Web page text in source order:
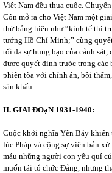
Việt Nam đều thua cuộc.
Côn mở ra cho Việt Nam một
thứ bảng hiệu như “kinh tế thị
tưởng Hồ Chí Minh;” cùng
tối đa sự hung bạo của cảnh
được quyết định trước trong các
phiên tòa với chính án, bồi
sân khấu.
II. GIAI ĐOạN 1931-1940:
Cuộc khởi nghĩa Yên Báy
lúc Pháp và cộng sự viên bản
máu những người con yêu quí
muốn tái tổ chức Đảng, nhưng